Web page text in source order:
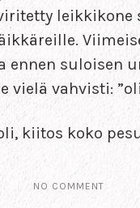
leikkikone
ennen suloisen
vielä vahvisti:
kiitos koko
NO COMMENT